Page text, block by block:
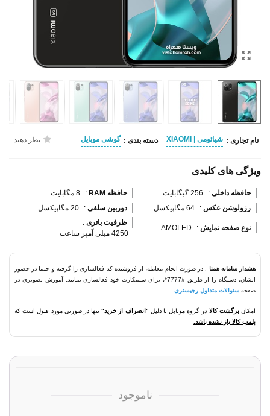
نام تجاری : شیائومی | XIAOMI دسته بندی : گوشی موبایل نظر دهید
ویژگی های کلیدی
حافظه داخلی : 256 گیگابایت حافظه RAM :
8 مگابایت
رزولوشن عکس : 64 مگاپیکسل دوربین سلفی : 20 مگاپیکسل
نوع صفحه نمایش :
AMOLED
ظرفیت باتری :
4250 میلی آمپر ساعت
هشدار سامانه همتا
: در صورت انجام معامله، از فروشنده کد فعالسازی را گرفته و حتما در حضور
ایشان، دستگاه را از طریق #7777*، برای سیمکارت خود فعالسازی نمایید. آموزش تصویری در
صفحه سئوالات متداول رجیستری
امکانبرگشت کالا در گروه موبایل با دلیل "انصراف از خرید"تنها در صورتی مورد قبول است که
پلمپ کالا باز نشده باشد.
ناموجود